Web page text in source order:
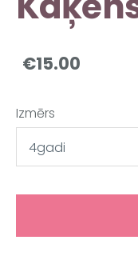
€15.00
Izmērs